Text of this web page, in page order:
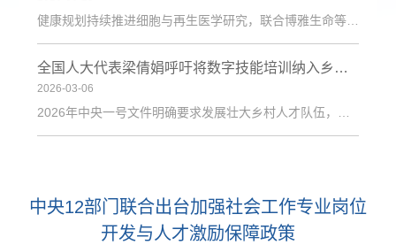
中央12部门联合出台加强社会工作专业岗位
开发与人才激励保障政策
健康规划持续推进细胞与再生医学研究，联合博雅生命等机构探索技术应用，为健康管理与疾病防治注入新动力。
全国人大代表梁倩娟呼吁将数字技能培训纳入乡村振兴政策体系
2026-03-06